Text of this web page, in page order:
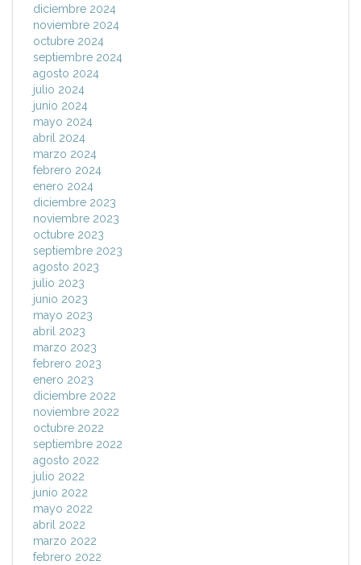
diciembre 2024
noviembre 2024
octubre 2024
septiembre 2024
agosto 2024
julio 2024
junio 2024
mayo 2024
abril 2024
marzo 2024
febrero 2024
enero 2024
diciembre 2023
noviembre 2023
octubre 2023
septiembre 2023
agosto 2023
julio 2023
junio 2023
mayo 2023
abril 2023
marzo 2023
febrero 2023
enero 2023
diciembre 2022
noviembre 2022
octubre 2022
septiembre 2022
agosto 2022
julio 2022
junio 2022
mayo 2022
abril 2022
marzo 2022
febrero 2022